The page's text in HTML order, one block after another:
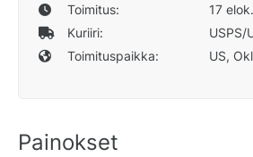
Toimitus:
17
Kuriiri:
USPS/
Toimituspaikka:
US,
Painokset